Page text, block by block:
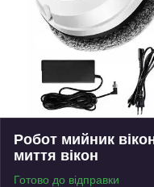
Робот мийник
миття вікон
Готово до відправки